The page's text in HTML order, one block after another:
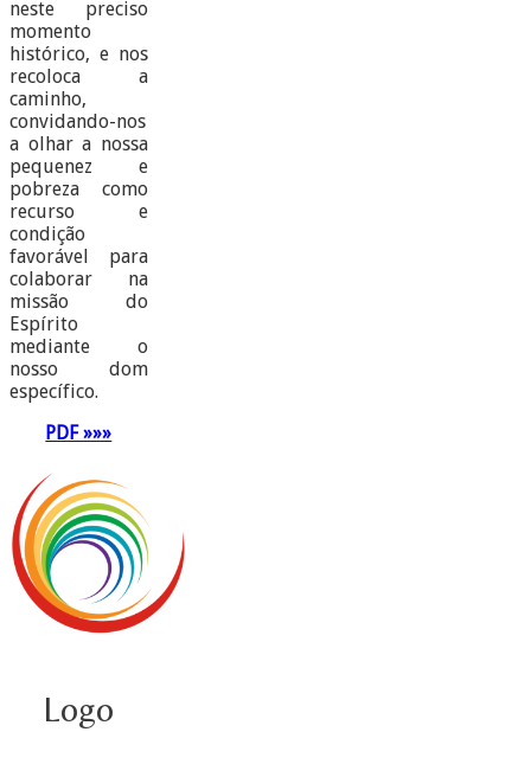
neste preciso
momento
histórico, e nos
recoloca a
caminho,
convidando-nos
a olhar a nossa
pequenez e
pobreza como
recurso e
condição
favorável para
colaborar na
missão do
Espírito
mediante o
nosso dom
específico.
PDF »»»
Logo